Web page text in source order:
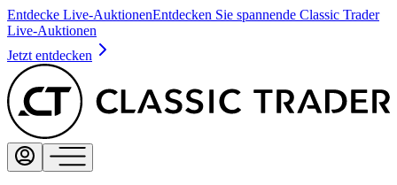
Entdecke Live-AuktionenEntdecken Sie spannende Classic Trader
Live-Auktionen
Jetzt entdecken